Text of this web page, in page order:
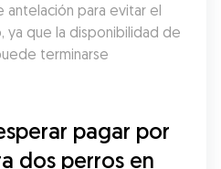
antelación para evitar el
ya que la disponibilidad de
terminarse
pagar por
dos perros en